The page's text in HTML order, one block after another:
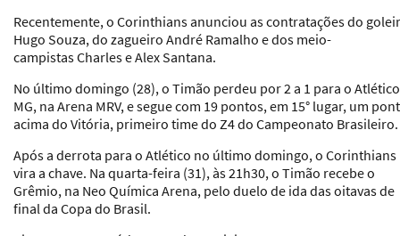
Recentemente, o Corinthians anunciou as contratações do
Hugo Souza, do zagueiro André Ramalho e dos meio-
campistas Charles e Alex Santana.
No último domingo (28), o Timão perdeu por 2 a 1 para o
MG, na Arena MRV, e segue com 19 pontos, em 15° lugar, um
acima do Vitória, primeiro time do Z4 do Campeonato Brasileiro.
Após a derrota para o Atlético no último domingo, o Corinthians
vira a chave. Na quarta-feira (31), às 21h30, o Timão recebe o
Grêmio, na Neo Química Arena, pelo duelo de ida das oitavas de
final da Copa do Brasil.